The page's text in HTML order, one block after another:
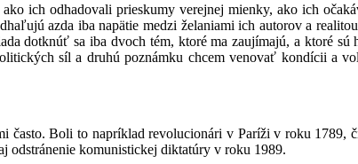
ich odhadovali prieskumy verejnej mienky, ako ich
azda iba napätie medzi želaniami ich autorov a
dotknúť sa iba dvoch tém, ktoré ma zaujímajú, a ktoré
síl a druhú poznámku chcem venovať kondícii a
často. Boli to napríklad revolucionári v Paríži v roku
odstránenie komunistickej diktatúry v roku 1989.